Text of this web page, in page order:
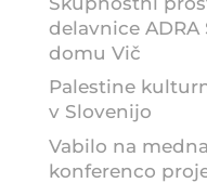
delavnice
domu Vič
Palestine
v Slovenijo
Vabilo na
konferenco